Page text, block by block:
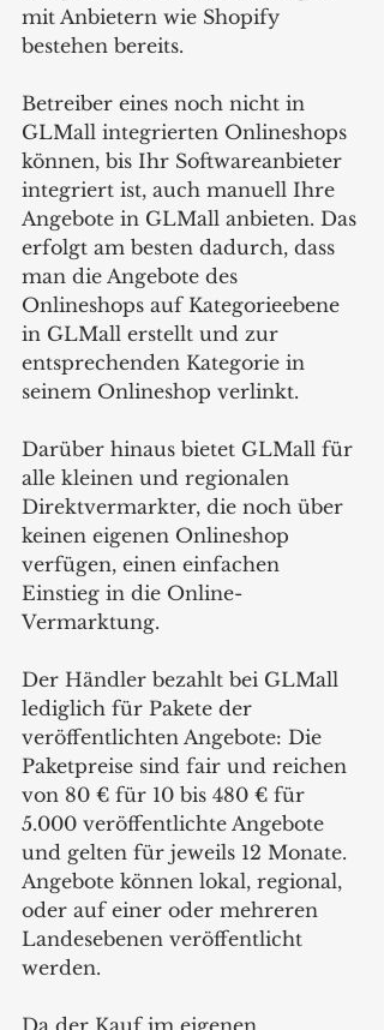
mit Anbietern wie Shopify
bestehen bereits.
Betreiber eines noch nicht in
GLMall integrierten Onlineshops
können, bis Ihr Softwareanbieter
integriert ist, auch manuell Ihre
Angebote in GLMall anbieten. Das
erfolgt am besten dadurch, dass
man die Angebote des
Onlineshops auf Kategorieebene
in GLMall erstellt und zur
entsprechenden Kategorie in
seinem Onlineshop verlinkt.
Darüber hinaus bietet GLMall für
alle kleinen und regionalen
Direktvermarkter, die noch über
keinen eigenen Onlineshop
verfügen, einen einfachen
Einstieg in die Online-
Vermarktung.
Der Händler bezahlt bei GLMall
lediglich für Pakete der
veröffentlichten Angebote: Die
Paketpreise sind fair und reichen
von 80 € für 10 bis 480 € für
5.000 veröffentlichte Angebote
und gelten für jeweils 12 Monate.
Angebote können lokal, regional,
oder auf einer oder mehreren
Landesebenen veröffentlicht
werden.
Da der Kauf im eigenen